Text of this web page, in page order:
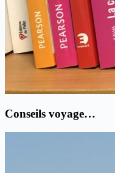
Conseils voyage…